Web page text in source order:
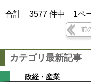
合計3577 件中 1ペ
前
カテゴリ最新記事
政経・産業